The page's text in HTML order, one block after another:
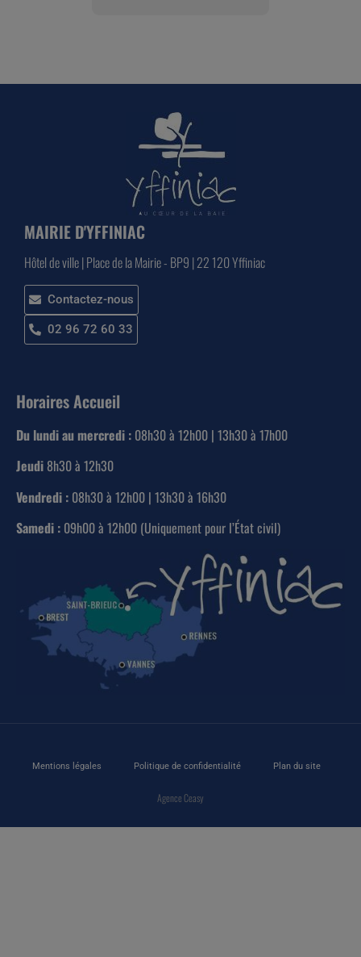
MAIRIE D'YFFINIAC
Hôtel de ville | Place de la Mairie - BP9 | 22 120 Yffiniac
Contactez-nous
02 96 72 60 33
Horaires Accueil
Du lundi au mercredi : 08h30 à 12h00 | 13h30 à 17h00
Jeudi 8h30 à 12h30
Vendredi : 08h30 à 12h00 | 13h30 à 16h30
Samedi : 09h00 à 12h00 (Uniquement pour l’État civil)
Mentions légales Politique de confidentialité Plan du site
Agence Ceasy